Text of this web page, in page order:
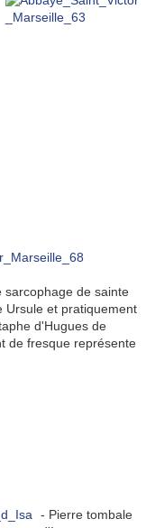
sarcophage de sainte
Ursule et pratiquement
d'Hugues de
de fresque représente
- Pierre tombale